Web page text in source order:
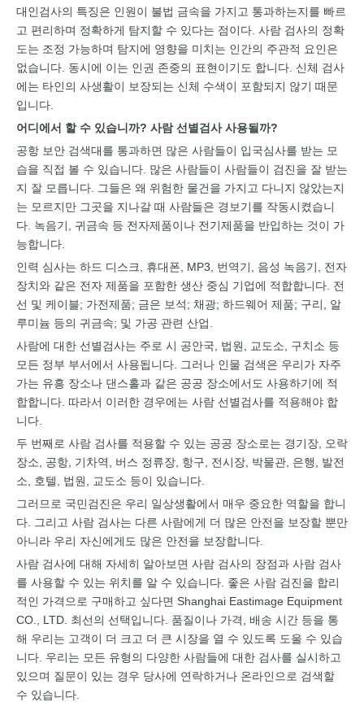
대인검사의 특징은 인원이 불법 금속을 가지고 통과하는지를 빠르
고 편리하며 정확하게 탐지할 수 있다는 점이다. 사람 검사의 정확
도는 조정 가능하며 탐지에 영향을 미치는 인간의 주관적 요인은
없습니다. 동시에 이는 인권 존중의 표현이기도 합니다. 신체 검사
에는 타인의 사생활이 보장되는 신체 수색이 포함되지 않기 때문
입니다.
어디에서 할 수 있습니까? 사람 선별검사사용될까?
공항 보안 검색대를 통과하면 많은 사람들이 입국심사를 받는 모
습을 직접 볼 수 있습니다. 많은 사람들이 사람들이 검진을 잘 받는
지 잘 모릅니다. 그들은 왜 위험한 물건을 가지고 다니지 않았는지
는 모르지만 그곳을 지나갈 때 사람들은 경보기를 작동시켰습니
다. 녹음기, 귀금속 등 전자제품이나 전기제품을 반입하는 것이 가
능합니다.
인력 심사는 하드 디스크, 휴대폰, MP3, 번역기, 음성 녹음기, 전자
장치와 같은 전자 제품을 포함한 생산 중심 기업에 적합합니다. 전
선 및 케이블; 가전제품; 금은 보석; 채광; 하드웨어 제품; 구리, 알
루미늄 등의 귀금속; 및 가공 관련 산업.
사람에 대한 선별검사는 주로 시 공안국, 법원, 교도소, 구치소 등
모든 정부 부서에서 사용됩니다. 그러나 인물 검색은 우리가 자주
가는 유흥 장소나 댄스홀과 같은 공공 장소에서도 사용하기에 적
합합니다. 따라서 이러한 경우에는 사람 선별검사를 적용해야 합
니다.
두 번째로 사람 검사를 적용할 수 있는 공공 장소로는 경기장, 오락
장소, 공항, 기차역, 버스 정류장, 항구, 전시장, 박물관, 은행, 발전
소, 호텔, 법원, 교도소 등이 있습니다.
그러므로 국민검진은 우리 일상생활에서 매우 중요한 역할을 합니
다. 그리고 사람 검사는 다른 사람에게 더 많은 안전을 보장할 뿐만
아니라 우리 자신에게도 많은 안전을 보장합니다.
사람 검사에 대해 자세히 알아보면 사람 검사의 장점과 사람 검사
를 사용할 수 있는 위치를 알 수 있습니다. 좋은 사람 검진을 합리
적인 가격으로 구매하고 싶다면 Shanghai Eastimage Equipment
CO., LTD. 최선의 선택입니다. 품질이나 가격, 배송 시간 등을 통
해 우리는 고객이 더 크고 더 큰 시장을 열 수 있도록 도울 수 있습
니다. 우리는 모든 유형의 다양한 사람들에 대한 검사를 실시하고
있으며 질문이 있는 경우 당사에 연락하거나 온라인으로 검색할
수 있습니다.